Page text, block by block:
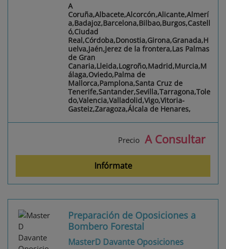
A
Coruña,Albacete,Alcorcón,Alicante,Almerí
a,Badajoz,Barcelona,Bilbao,Burgos,Castell
ó,Ciudad
Real,Córdoba,Donostia,Girona,Granada,H
uelva,Jaén,Jerez de la frontera,Las Palmas
de Gran
Canaria,Lleida,Logroño,Madrid,Murcia,M
álaga,Oviedo,Palma de
Mallorca,Pamplona,Santa Cruz de
Tenerife,Santander,Sevilla,Tarragona,Tole
do,Valencia,Valladolid,Vigo,Vitoria-
Gasteiz,Zaragoza,Álcala de Henares,
Precio A Consultar
Infórmate
Preparación de Oposiciones a
Bombero Forestal
MasterD Davante Oposiciones